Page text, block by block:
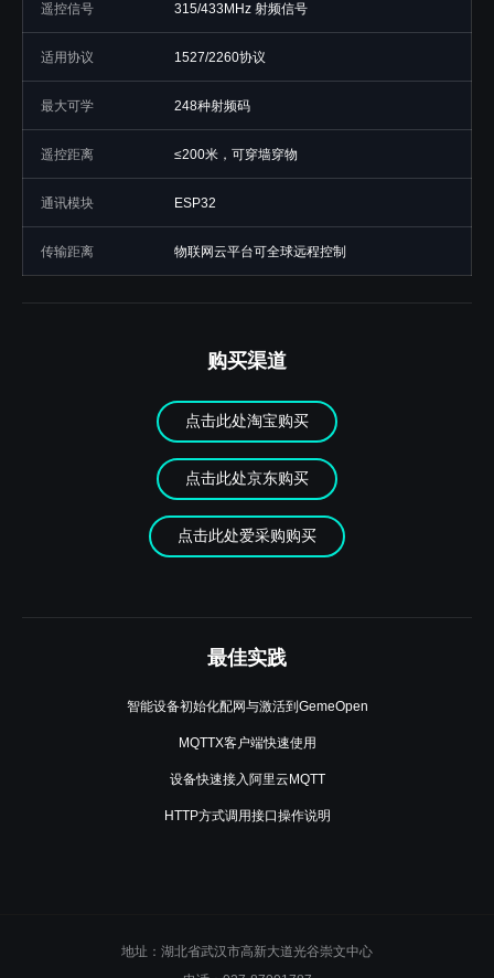
遥控信号 315/433MHz 射频信号
适用协议 1527/2260协议
最大可学 248种射频码
遥控距离 ≤200米，可穿墙穿物
通讯模块 ESP32
传输距离 物联网云平台可全球远程控制
购买渠道
点击此处淘宝购买
点击此处京东购买
点击此处爱采购购买
最佳实践
智能设备初始化配网与激活到GemeOpen
MQTTX客户端快速使用
设备快速接入阿里云MQTT
HTTP方式调用接口操作说明
地址：湖北省武汉市高新大道光谷崇文中心